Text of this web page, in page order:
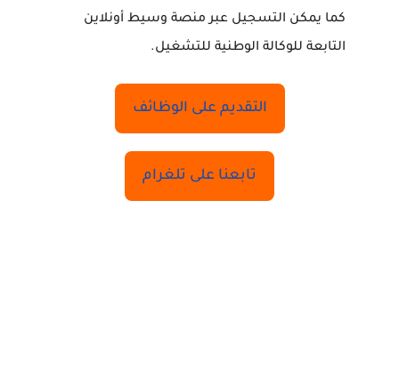
كما يمكن التسجيل عبر منصة وسيط أونلاين
التابعة للوكالة الوطنية للتشغيل.
التقديم على الوظائف
تابعنا على تلغرام